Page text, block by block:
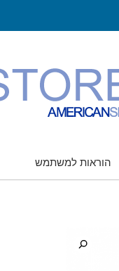
הוראות למשתמש